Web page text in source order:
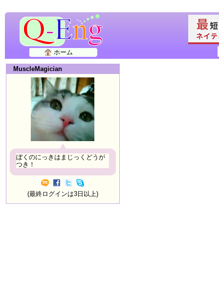
ホーム
MuscleMagician
ぼくのにっきはまじっくどうが
つき！
(最終ログインは3日以上)